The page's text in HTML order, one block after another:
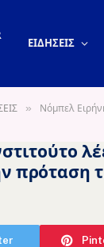
ΕΙΔΗΣΕΙΣ
» Νόμπελ
πρόταση